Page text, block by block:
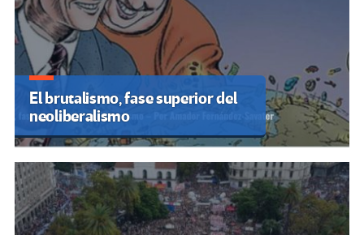
El brutalismo, fase superior del
neoliberalismo